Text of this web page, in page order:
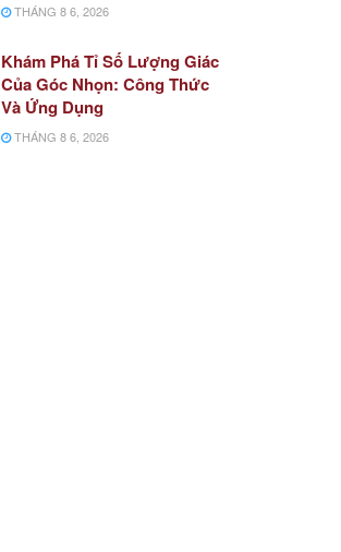
THÁNG 8 6, 2026
Khám Phá Tỉ Số Lượng Giác
Của Góc Nhọn: Công Thức
Và Ứng Dụng
THÁNG 8 6, 2026